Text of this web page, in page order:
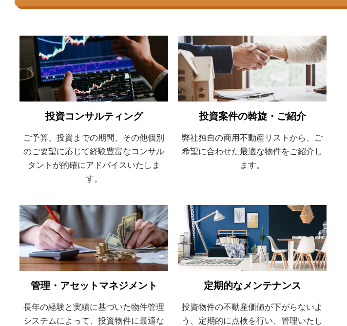
投資コンサルティング
ご予算、投資までの期間、その他個別
のご要望に応じて経験豊富なコンサル
タントが的確にアドバイスいたしま
す。
投資案件の斡旋・ご紹介
弊社独自の商用不動産リストから、ご
希望に合わせた最適な物件をご紹介し
ます。
管理・アセットマネジメント
長年の経験と実績に基づいた物件管理
システムによって、投資物件に最適な
定期的なメンテナンス
投資物件の不動産価値が下がらないよ
う、定期的に点検を行い、管理いたし